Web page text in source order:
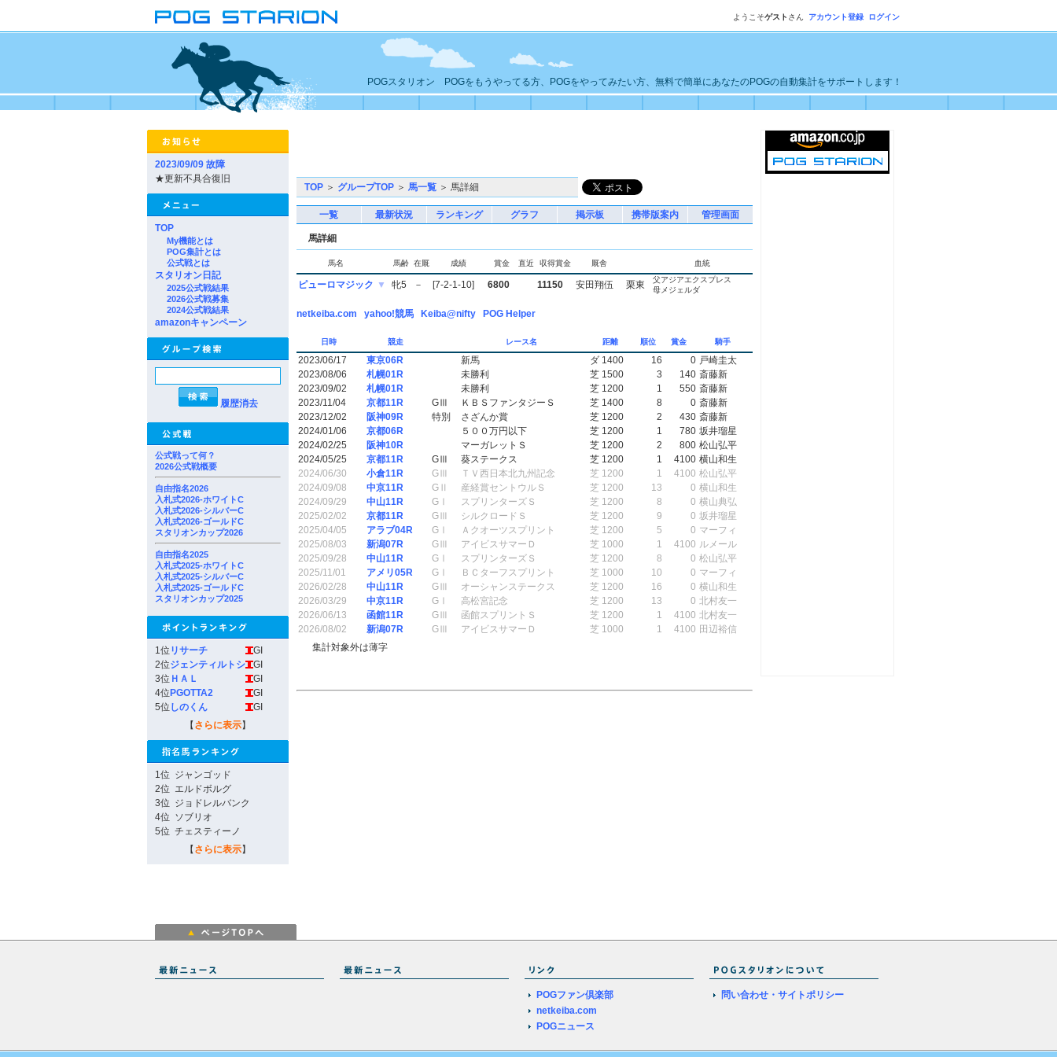
ようこそゲスト さん アカウント登録 ログイン
POGスタリオン POGをもうやってる方、POGをやってみたい方、無料で簡単にあなたのPOGの自動集計をサポートします！
2023/09/09 故障
★更新不具合復旧
TOP
My機能とは
POG集計とは
公式戦とは
スタリオン日記
2025公式戦結果
2026公式戦募集
2024公式戦結果
amazonキャンペーン
履歴消去
公式戦って何？
2026公式戦概要
自由指名2026
入札式2026-ホワイトC
入札式2026-シルバーC
入札式2026-ゴールドC
スタリオンカップ2026
自由指名2025
入札式2025-ホワイトC
入札式2025-シルバーC
入札式2025-ゴールドC
スタリオンカップ2025
1位 リサーチ
GI
2位ジェンティルトシ
GI
3位 ＨＡＬ
GI
4位 PGOTTA2
GI
5位 しのくん
GI
【 さらに表示】
1位 ジャンゴッド
2位 エルドボルグ
3位 ジョドレルバンク
4位 ソブリオ
5位 チェスティーノ
【 さらに表示】
TOP ＞ グループTOP ＞ 馬一覧 ＞ 馬詳細
一覧 最新状況 ランキング グラフ 掲示板 携帯版案内 管理画面
馬詳細
馬名 馬齢 在厩 成績 賞金 直近 収得賞金 厩舎 血統
ピューロマジック ▼ 牝5 － [7-2-1-10] 6800 11150 安田翔伍 栗東
父アジアエクスプレス
母メジェルダ
netkeiba.com yahoo!競馬 Keiba@nifty POG Helper
日時 競走 レース名 距離 順位 賞金 騎手
2023/06/17 東京06R 新馬 ダ 1400 16 0 戸崎圭太
2023/08/06
札幌01R 未勝利 芝 1500 3 140 斎藤新
2023/09/02
札幌01R 未勝利 芝 1200 1 550 斎藤新
2023/11/04
京都11R GⅢ ＫＢＳファンタジーＳ 芝 1400 8 0 斎藤新
2023/12/02
阪神09R 特別 さざんか賞 芝 1200 2 430 斎藤新
2024/01/06
京都06R ５００万円以下 芝 1200 1 780 坂井瑠星
2024/02/25
阪神10R マーガレットＳ 芝 1200 2 800 松山弘平
2024/05/25
京都11R GⅢ 葵ステークス 芝 1200 1 4100 横山和生
2024/06/30
小倉11R GⅢ ＴＶ西日本北九州記念 芝 1200 1 4100 松山弘平
2024/09/08
中京11R GⅡ 産経賞セントウルＳ 芝 1200 13 0 横山和生
2024/09/29
中山11R GⅠ スプリンターズＳ 芝 1200 8 0 横山典弘
2025/02/02
京都11R GⅢ シルクロードＳ 芝 1200 9 0 坂井瑠星
2025/04/05
アラブ04R GⅠ Ａクオーツスプリント 芝 1200 5 0 マーフィ
2025/08/03
新潟07R GⅢ アイビスサマーＤ 芝 1000 1 4100 ルメール
2025/09/28
中山11R GⅠ スプリンターズＳ 芝 1200 8 0 松山弘平
2025/11/01
アメリ05R GⅠ ＢＣターフスプリント 芝 1000 10 0 マーフィ
2026/02/28
中山11R GⅢ オーシャンステークス 芝 1200 16 0 横山和生
2026/03/29
中京11R GⅠ 高松宮記念 芝 1200 13 0 北村友一
2026/06/13
函館11R GⅢ 函館スプリントＳ 芝 1200 1 4100 北村友一
2026/08/02
新潟07R GⅢ アイビスサマーＤ 芝 1000 1 4100 田辺裕信
集計対象外は薄字
POGファン倶楽部
netkeiba.com
POGニュース
問い合わせ・サイトポリシー